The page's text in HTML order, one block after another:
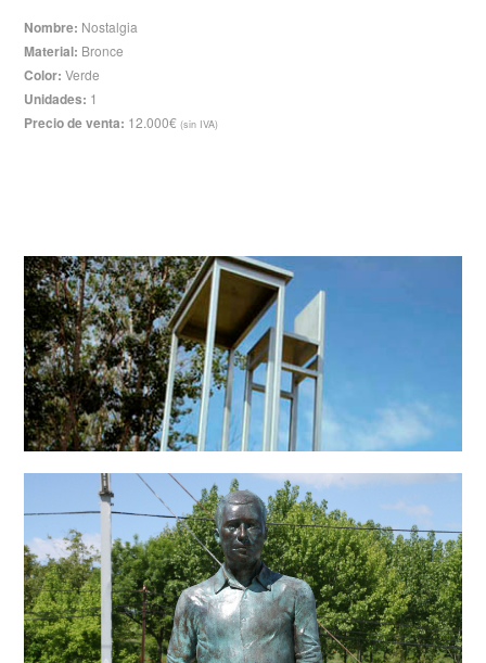
Nombre: Nostalgia
Material: Bronce
Color:Verde
Unidades: 1
Precio de venta: 12.000€(sin IVA)